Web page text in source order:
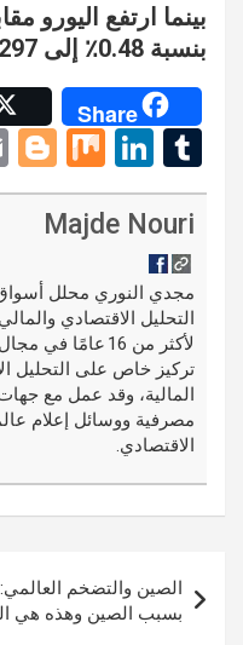
بينما ارتفع
بنسبة 0.48٪ إلى 3.5297 شيكل / يورو.
Share
T
u
m
bl
r
Li
n
ke
n
M
ix
Majde Nouri
مجدي النوري محلل
التحليل الاقتصادي
لأكثر من 16 عامًا
تركيز خاص على التحليل
المالية، وقد عمل مع
مصرفية ووسائل إعلام
الاقتصادي.
المقالات
الصين والتضخم
بسبب الصين وهذه هي